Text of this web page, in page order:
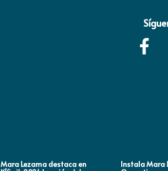
Mara Lezama destaca en
Instala Mara